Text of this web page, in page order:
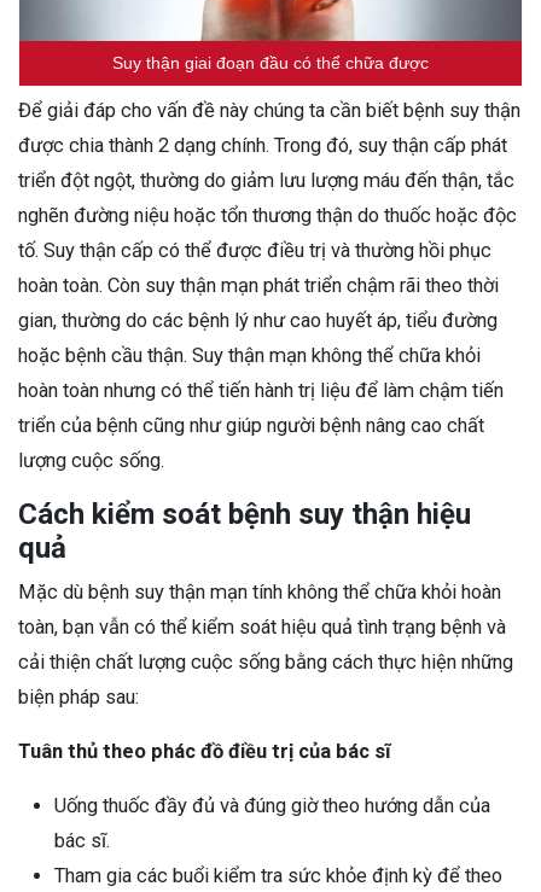
Suy thận giai đoạn đầu có thể chữa được
Để giải đáp cho vấn đề này chúng ta cần biết bệnh suy thận
được chia thành 2 dạng chính. Trong đó, suy thận cấp phát
triển đột ngột, thường do giảm lưu lượng máu đến thận, tắc
nghẽn đường niệu hoặc tổn thương thận do thuốc hoặc độc
tố. Suy thận cấp có thể được điều trị và thường hồi phục
hoàn toàn. Còn suy thận mạn phát triển chậm rãi theo thời
gian, thường do các bệnh lý như cao huyết áp, tiểu đường
hoặc bệnh cầu thận. Suy thận mạn không thể chữa khỏi
hoàn toàn nhưng có thể tiến hành trị liệu để làm chậm tiến
triển của bệnh cũng như giúp người bệnh nâng cao chất
lượng cuộc sống.
Cách kiểm soát bệnh suy thận hiệu
quả
Mặc dù bệnh suy thận mạn tính không thể chữa khỏi hoàn
toàn, bạn vẫn có thể kiểm soát hiệu quả tình trạng bệnh và
cải thiện chất lượng cuộc sống bằng cách thực hiện những
biện pháp sau:
Tuân thủ theo phác đồ điều trị của bác sĩ
Uống thuốc đầy đủ và đúng giờ theo hướng dẫn của
bác sĩ.
Tham gia các buổi kiểm tra sức khỏe định kỳ để theo